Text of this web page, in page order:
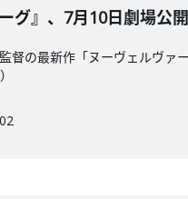
グ』、7月10日劇場公
督の最新作「ヌーヴェルヴ